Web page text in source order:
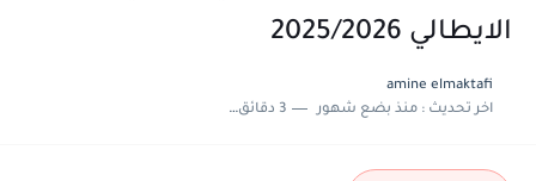
مباراة ارسنال و جيرونا مباراة ودية 2026
الايطالي 2025/2026
amine elmaktafi
اخر تحديث :منذ بضع شهور 3 دقائق للقراءة